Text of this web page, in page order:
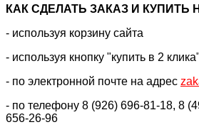
КАК CДЕЛАТЬ ЗАКАЗ И КУПИТЬ
- используя корзину сайта
- используя кнопку "купить в 2 клика"
- по электронной почте на адрес
- по телефону 8 (926) 696-81-18, 8
656-26-96